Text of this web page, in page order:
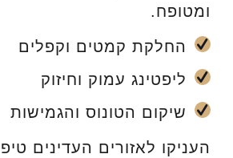
ומטופח.
החלקת קמטים וקפלים
ליפטינג עמוק וחיזוק
שיקום הטונוס והגמישות
העניקו לאזורים העדינים